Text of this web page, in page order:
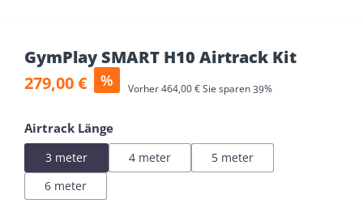
GymPlay SMART H10 Airtrack Kit
Verkaufspreis:
279,00 € % VorherRegulärer Preis:
464,00 €Sie sparen39%
Airtrack Längeauswählen
3 meter 4 meter
5 meter
6 meter